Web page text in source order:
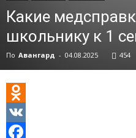
Какие
школьнику к 1
По Авангард - 04.08.2025 454
Odnoklassniki
VK